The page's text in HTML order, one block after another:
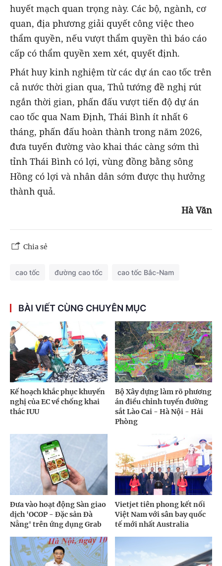
huyết mạch quan trọng này. Các bộ, ngành, cơ
quan, địa phương giải quyết công việc theo
thẩm quyền, nếu vượt thẩm quyền thì báo cáo
cấp có thẩm quyền xem xét, quyết định.
Phát huy kinh nghiệm từ các dự án cao tốc trên
cả nước thời gian qua, Thủ tướng đề nghị rút
ngắn thời gian, phấn đấu vượt tiến độ dự án
cao tốc qua Nam Định, Thái Bình ít nhất 6
tháng, phấn đấu hoàn thành trong năm 2026,
đưa tuyến đường vào khai thác càng sớm thì
tỉnh Thái Bình có lợi, vùng đồng bằng sông
Hồng có lợi và nhân dân sớm được thụ hưởng
thành quả.
Hà Văn
Chia sẻ
cao tốc đường cao tốc cao tốc Bắc-Nam
BÀI VIẾT CÙNG CHUYÊN MỤC
Kế hoạch khắc phục khuyến
nghị của EC về chống khai
thác IUU
Bộ Xây dựng làm rõ phương
án điều chỉnh tuyến đường
sắt Lào Cai - Hà Nội - Hải
Phòng
Đưa vào hoạt động Sàn giao
dịch 'OCOP - Đặc sản Đà
Nẵng' trên ứng dụng Grab
Vietjet tiên phong kết nối
Việt Nam với sân bay quốc
tế mới nhất Australia